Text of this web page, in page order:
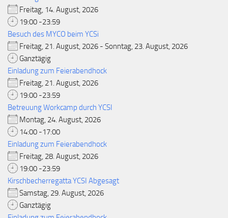
Freitag, 14. August, 2026
19:00 -23:59
Besuch des MYCO beim YCSi
Freitag, 21. August, 2026 - Sonntag, 23. August, 2026
Ganztägig
Einladung zum Feierabendhock
Freitag, 21. August, 2026
19:00 -23:59
Betreuung Workcamp durch YCSI
Montag, 24. August, 2026
14:00 -17:00
Einladung zum Feierabendhock
Freitag, 28. August, 2026
19:00 -23:59
Kirschbecherregatta YCSI Abgesagt
Samstag, 29. August, 2026
Ganztägig